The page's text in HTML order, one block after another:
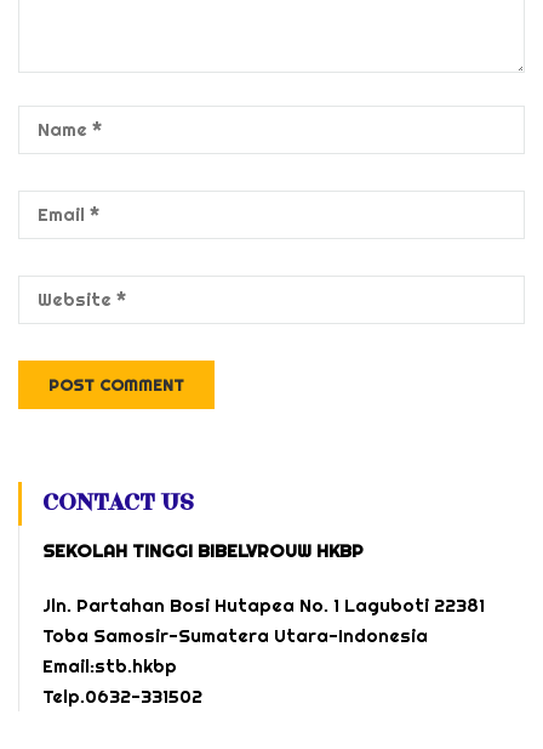
CONTACT US
SEKOLAH TINGGI BIBELVROUW HKBP
Jln. Partahan Bosi Hutapea No. 1 Laguboti 22381
Toba Samosir-Sumatera Utara-Indonesia
Email:stb.hkbp
Telp.0632-331502